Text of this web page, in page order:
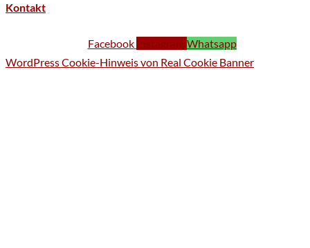
Kontakt
Facebook
Whatsapp
WordPress Cookie-Hinweis von Real Cookie Banner